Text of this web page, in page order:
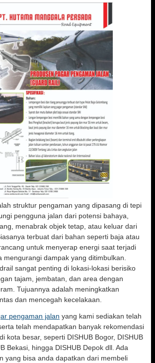
struktur pengaman yang dipasang di tepi
pengguna jalan dari potensi bahaya,
menabrak objek tetap, atau keluar dari
terbuat dari bahan seperti baja atau
untuk menyerap energi saat terjadi
mengurangi dampak yang ditimbulkan.
sangat penting di lokasi-lokasi berisiko
tajam, jembatan, dan area dengan
Tujuannya adalah meningkatkan
dan mencegah kecelakaan.
pengaman jalan yang kami sediakan telah
telah mendapatkan banyak rekomendasi
kota besar, seperti DISHUB Bogor, DISHUB
Bekasi, hingga DISHUB Depok dll. Ada
yang bisa anda dapatkan dari membeli